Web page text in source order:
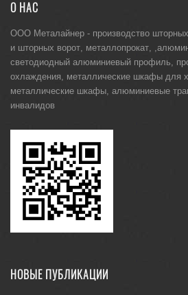
О НАС
ООО Металайнер - производство
и шторных ворот металлопрокат
светодиодный алюминиевый профиль
охлаждения
металлические шкафы для
металлические шкафы алюминиевые
инвалидов
НОВЫЕ ПУБЛИКАЦИИ